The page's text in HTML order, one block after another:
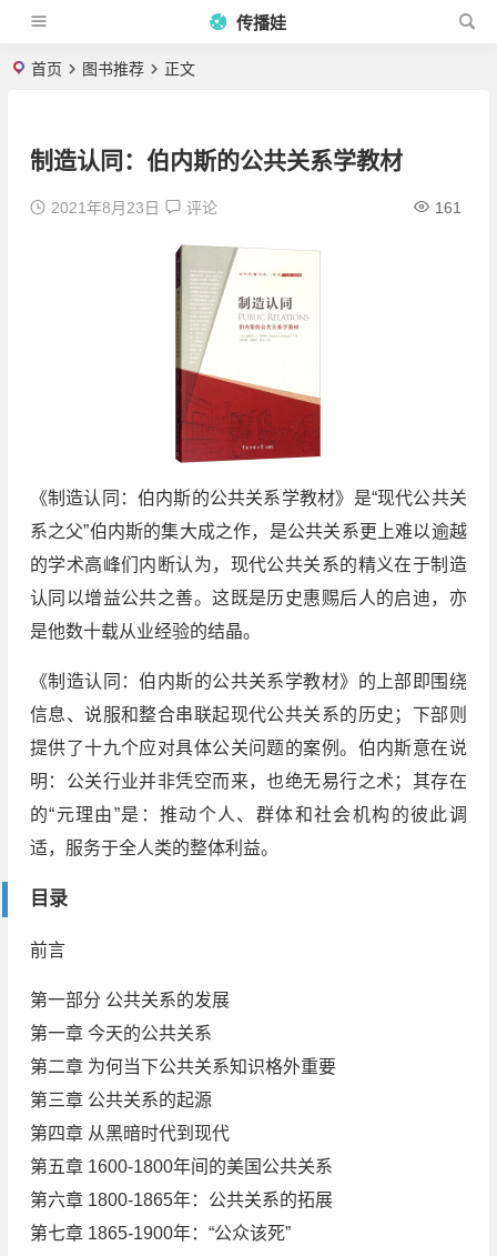
传播娃
首页 图书推荐 正文
制造认同：伯内斯的公共关系学教材
2021年8月23日 评论 161
《制造认同：伯内斯的公共关系学教材》是“现代公共关
系之父”伯内斯的集大成之作，是公共关系更上难以逾越
的学术高峰们内断认为，现代公共关系的精义在于制造
认同以增益公共之善。这既是历史惠赐后人的启迪，亦
是他数十载从业经验的结晶。
《制造认同：伯内斯的公共关系学教材》的上部即围绕
信息、说服和整合串联起现代公共关系的历史；下部则
提供了十九个应对具体公关问题的案例。伯内斯意在说
明：公关行业并非凭空而来，也绝无易行之术；其存在
的“元理由”是：推动个人、群体和社会机构的彼此调
适，服务于全人类的整体利益。
目录
前言
第一部分 公共关系的发展
第一章 今天的公共关系
第二章 为何当下公共关系知识格外重要
第三章 公共关系的起源
第四章 从黑暗时代到现代
第五章 1600-1800年间的美国公共关系
第六章 1800-1865年：公共关系的拓展
第七章 1865-1900年：“公众该死”